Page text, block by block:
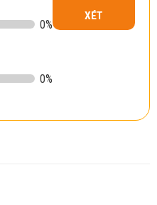
0%
0%
XÉT